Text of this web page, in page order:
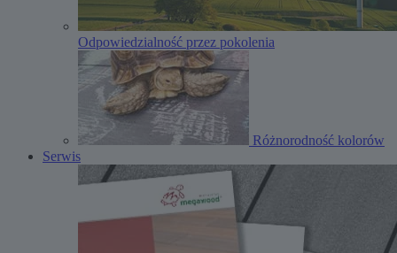
Odpowiedzialność przez pokolenia
Różnorodność kolorów
Serwis